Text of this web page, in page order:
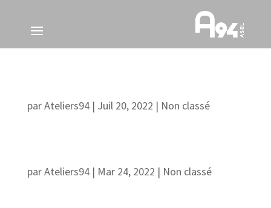
parAteliers94| Juil 20, 2022 | Non classé
parAteliers94| Mar 24, 2022 | Non classé